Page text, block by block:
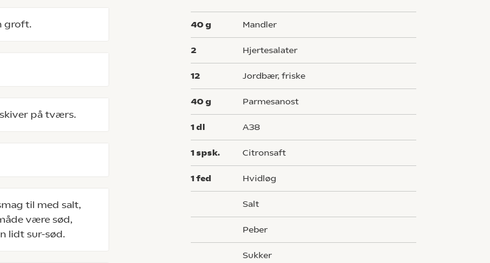
groft.
på tværs.
til med salt,
være sød,
lidt sur-sød.
40g mandler
2 hjertesalater
12 jordbær, friske
40g parmesanost
1dl A38
1spsk. citronsaft
1fed hvidløg
salt
peber
sukker